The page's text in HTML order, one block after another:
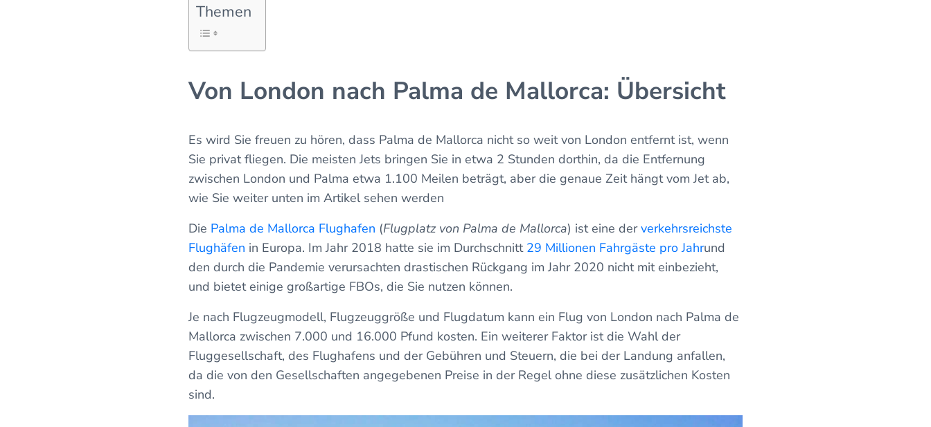
Themen
Von London nach Palma de Mallorca: Übersicht
Es wird Sie freuen zu hören, dass Palma de Mallorca nicht so weit von London entfernt ist, wenn
Sie privat fliegen. Die meisten Jets bringen Sie in etwa 2 Stunden dorthin, da die Entfernung
zwischen London und Palma etwa 1.100 Meilen beträgt, aber die genaue Zeit hängt vom Jet ab,
wie Sie weiter unten im Artikel sehen werden
Die Palma de Mallorca Flughafen (Flugplatz von Palma de Mallorca) ist eine derverkehrsreichste
Flughäfen in Europa. Im Jahr 2018 hatte sie im Durchschnitt 29 Millionen Fahrgäste pro Jahrund
den durch die Pandemie verursachten drastischen Rückgang im Jahr 2020 nicht mit einbezieht,
und bietet einige großartige FBOs, die Sie nutzen können.
Je nach Flugzeugmodell, Flugzeuggröße und Flugdatum kann ein Flug von London nach Palma de
Mallorca zwischen 7.000 und 16.000 Pfund kosten. Ein weiterer Faktor ist die Wahl der
Fluggesellschaft, des Flughafens und der Gebühren und Steuern, die bei der Landung anfallen,
da die von den Gesellschaften angegebenen Preise in der Regel ohne diese zusätzlichen Kosten
sind.